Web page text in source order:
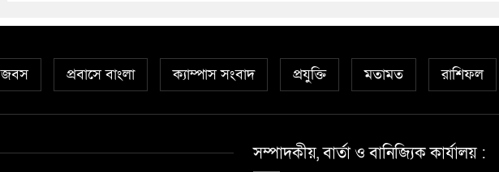
জবস প্রবাসে বাংলা ক্যাম্পাস সংবাদ প্রযুক্তি মতামত রাশিফল
সম্পাদকীয়, বার্তা ও বানিজ্যিক কার্যালয় :